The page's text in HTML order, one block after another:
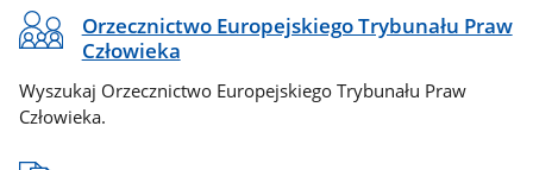
Orzecznictwo Europejskiego Trybunału Praw
Człowieka
Wyszukaj Orzecznictwo Europejskiego Trybunału Praw
Człowieka.